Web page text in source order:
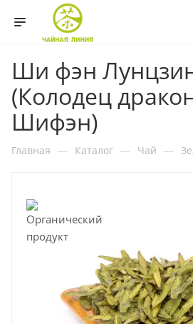
Ши фэн
(Колодец
Шифэн)
Главная — Каталог — Чай —